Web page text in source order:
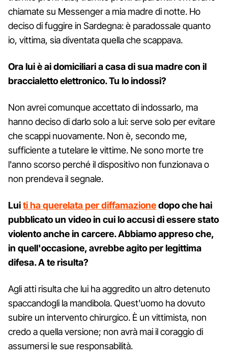
chiamate su Messenger a mia madre di notte. Ho
deciso di fuggire in Sardegna: è paradossale quanto
io, vittima, sia diventata quella che scappava.
Ora lui è ai domiciliari a casa di sua madre con il
braccialetto elettronico. Tu lo indossi?
Non avrei comunque accettato di indossarlo, ma
hanno deciso di darlo solo a lui: serve solo per evitare
che scappi nuovamente. Non è, secondo me,
sufficiente a tutelare le vittime. Ne sono morte tre
l'anno scorso perché il dispositivo non funzionava o
non prendeva il segnale.
Luiti ha querelata per diffamazionedopo che hai
pubblicato un video in cui lo accusi di essere stato
violento anche in carcere. Abbiamo appreso che,
in quell'occasione, avrebbe agito per legittima
difesa. A te risulta?
Agli atti risulta che lui ha aggredito un altro detenuto
spaccandogli la mandibola. Quest'uomo ha dovuto
subire un intervento chirurgico. È un vittimista, non
credo a quella versione; non avrà mai il coraggio di
assumersi le sue responsabilità.